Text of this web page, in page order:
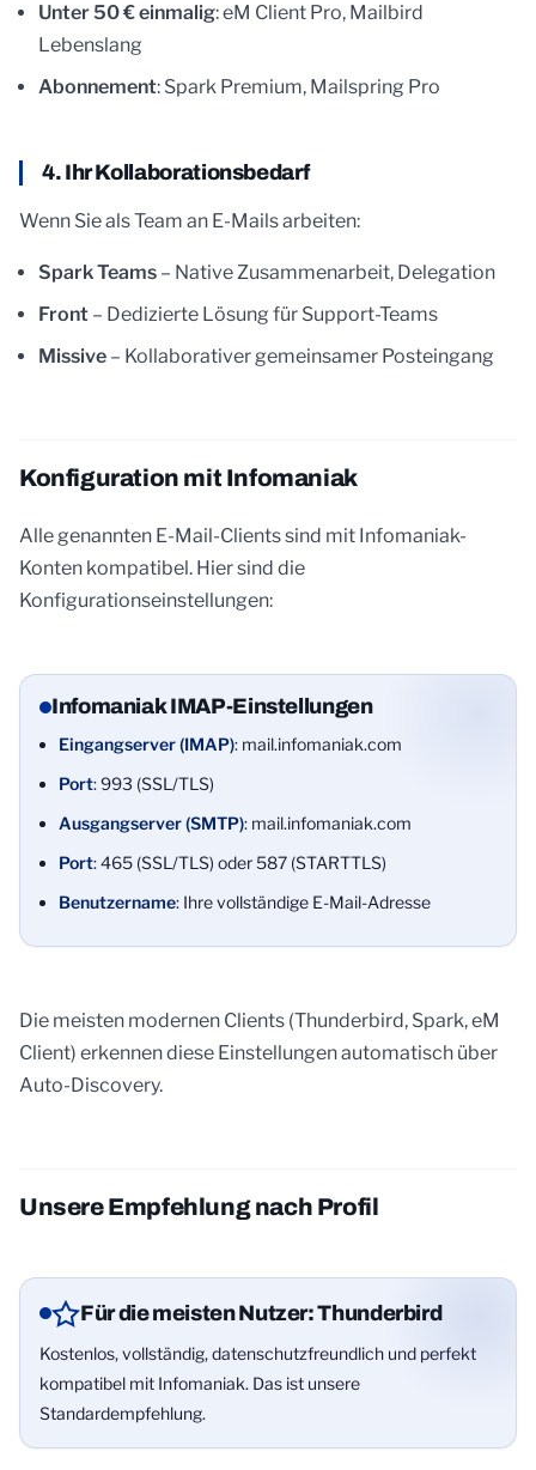
Unter 50 € einmalig: eM Client Pro, Mailbird
Lebenslang
Abonnement: Spark Premium, Mailspring Pro
4. Ihr Kollaborationsbedarf
Wenn Sie als Team an E-Mails arbeiten:
Spark Teams – Native Zusammenarbeit, Delegation
Front – Dedizierte Lösung für Support-Teams
Missive – Kollaborativer gemeinsamer Posteingang
Konfiguration mit Infomaniak
Alle genannten E-Mail-Clients sind mit Infomaniak-
Konten kompatibel. Hier sind die
Konfigurationseinstellungen:
Infomaniak IMAP-Einstellungen
Eingangserver (IMAP): mail.infomaniak.com
Port: 993 (SSL/TLS)
Ausgangserver (SMTP): mail.infomaniak.com
Port: 465 (SSL/TLS) oder 587 (STARTTLS)
Benutzername: Ihre vollständige E-Mail-Adresse
Die meisten modernen Clients (Thunderbird, Spark, eM
Client) erkennen diese Einstellungen automatisch über
Auto-Discovery.
Unsere Empfehlung nach Profil
Für die meisten Nutzer: Thunderbird
Kostenlos, vollständig, datenschutzfreundlich und perfekt
kompatibel mit Infomaniak. Das ist unsere
Standardempfehlung.